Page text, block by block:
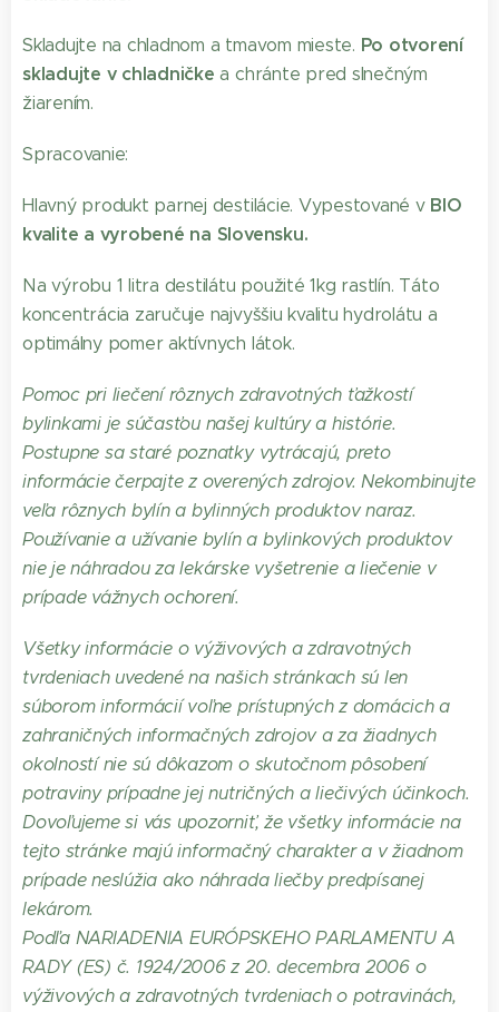
Skladujte na chladnom a tmavom mieste. Po otvorení
skladujte v chladničke a chránte pred slnečným
žiarením.
Spracovanie:
Hlavný produkt parnej destilácie. Vypestované v BIO
kvalite a vyrobené na Slovensku.
Na výrobu 1 litra destilátu použité 1kg rastlín. Táto
koncentrácia zaručuje najvyššiu kvalitu hydrolátu a
optimálny pomer aktívnych látok.
Pomoc pri liečení rôznych zdravotných ťažkostí
bylinkami je súčasťou našej kultúry a histórie.
Postupne sa staré poznatky vytrácajú, preto
informácie čerpajte z overených zdrojov. Nekombinujte
veľa rôznych bylín a bylinných produktov naraz.
Používanie a užívanie bylín a bylinkových produktov
nie je náhradou za lekárske vyšetrenie a liečenie v
prípade vážnych ochorení.
Všetky informácie o výživových a zdravotných
tvrdeniach uvedené na našich stránkach sú len
súborom informácií voľne prístupných z domácich a
zahraničných informačných zdrojov a za žiadnych
okolností nie sú dôkazom o skutočnom pôsobení
potraviny prípadne jej nutričných a liečivých účinkoch.
Dovoľujeme si vás upozorniť, že všetky informácie na
tejto stránke majú informačný charakter a v žiadnom
prípade neslúžia ako náhrada liečby predpísanej
lekárom.
Podľa NARIADENIA EURÓPSKEHO PARLAMENTU A
RADY (ES) č. 1924/2006 z 20. decembra 2006 o
výživových a zdravotných tvrdeniach o potravinách,